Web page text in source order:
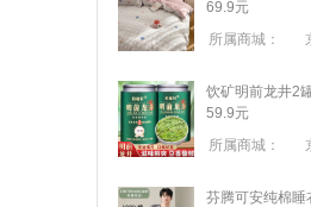
69.9元
所属商城：
饮矿明前龙井2
59.9元
所属商城：
芬腾可安纯棉睡